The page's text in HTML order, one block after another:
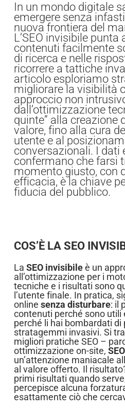
In un mondo digitale
emergere senza
nuova frontiera del
L’SEO invisibile punta
contenuti facilmente
di ricerca e nelle
ricorrere a tattiche
articolo esploriamo
migliorare la visibilità
approccio non
dall’ottimizzazione
quinte” alla creazione
valore, fino alla cura
utente e al
conversazionali. I dati
confermano che farsi
momento giusto, con
efficacia, è la chiave
fiducia del pubblico.
COS’È LA SEO
La SEO invisibileè un
all’ottimizzazione per i
tecniche e i risultati sono
l’utente finale. In pratica,
online senza disturbare: il
contenuti perché sono utili
perché li hai bombardati di
stratagemmi invasivi. Si
migliori pratiche SEO –
ottimizzazione on-site,
un’attenzione maniacale
al valore offerto. Il
primi risultati quando
percepisce alcuna
esattamente ciò che